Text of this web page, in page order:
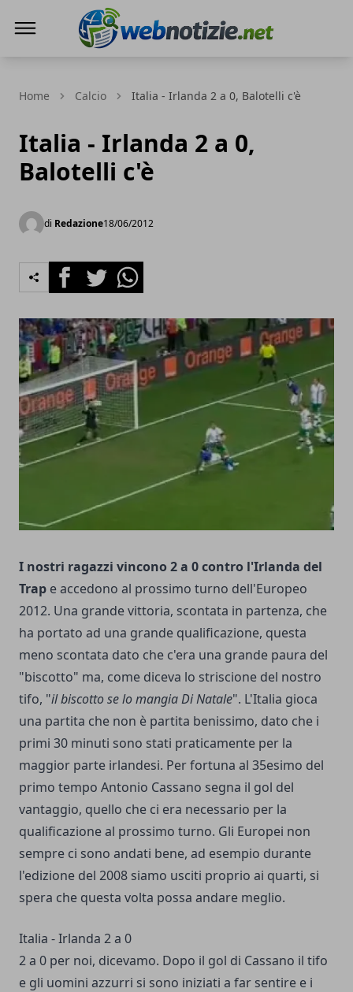
Home Calcio Italia - Irlanda 2 a 0, Balotelli c'è
Italia - Irlanda 2 a 0,
Balotelli c'è
di Redazione18/06/2012
FacebookTwitterWhatsapp
I nostri ragazzi vincono 2 a 0 contro l'Irlanda del
Trap e accedono al prossimo turno dell'Europeo
2012. Una grande vittoria, scontata in partenza, che
ha portato ad una grande qualificazione, questa
meno scontata dato che c'era una grande paura del
"biscotto" ma, come diceva lo striscione del nostro
tifo, "il biscotto se lo mangia Di Natale". L'Italia gioca
una partita che non è partita benissimo, dato che i
primi 30 minuti sono stati praticamente per la
maggior parte irlandesi. Per fortuna al 35esimo del
primo tempo Antonio Cassano segna il gol del
vantaggio, quello che ci era necessario per la
qualificazione al prossimo turno. Gli Europei non
sempre ci sono andati bene, ad esempio durante
l'edizione del 2008 siamo usciti proprio ai quarti, si
spera che questa volta possa andare meglio.
Italia - Irlanda 2 a 0
2 a 0 per noi, dicevamo. Dopo il gol di Cassano il tifo
e gli uomini azzurri si sono iniziati a far sentire e i